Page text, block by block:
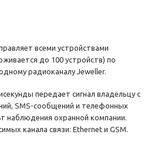
всеми устройствами
до 100 устройств) по
радиоканалу Jeweller.
передает сигнал владельцу с
SMS-сообщений и телефонных
наблюдения охранной компании.
канала связи: Ethernet и GSM.